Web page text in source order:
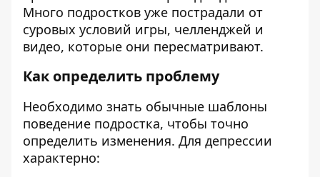
Много подростков уже пострадали от
суровых условий игры, челленджей и
видео, которые они пересматривают.
Как определить проблему
Необходимо знать обычные шаблоны
поведение подростка, чтобы точно
определить изменения. Для депрессии
характерно: